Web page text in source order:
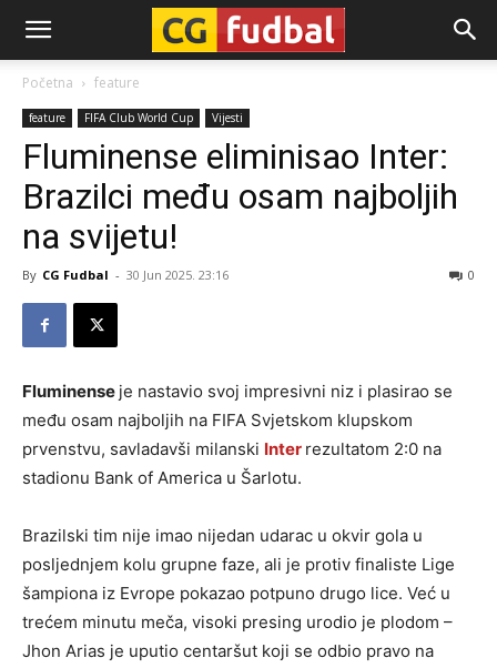
CG-
Fudbal
Početna feature
feature FIFA Club World Cup Vijesti
Fluminense eliminisao Inter:
Brazilci među osam najboljih
na svijetu!
By CG Fudbal - 30 Jun 2025. 23:16 0
Fluminense je nastavio svoj impresivni niz i plasirao se
među osam najboljih na FIFA Svjetskom klupskom
prvenstvu, savladavši milanski Inter rezultatom 2:0 na
stadionu Bank of America u Šarlotu.
Brazilski tim nije imao nijedan udarac u okvir gola u
posljednjem kolu grupne faze, ali je protiv finaliste Lige
šampiona iz Evrope pokazao potpuno drugo lice. Već u
trećem minutu meča, visoki presing urodio je plodom –
Jhon Arias je uputio centaršut koji se odbio pravo na